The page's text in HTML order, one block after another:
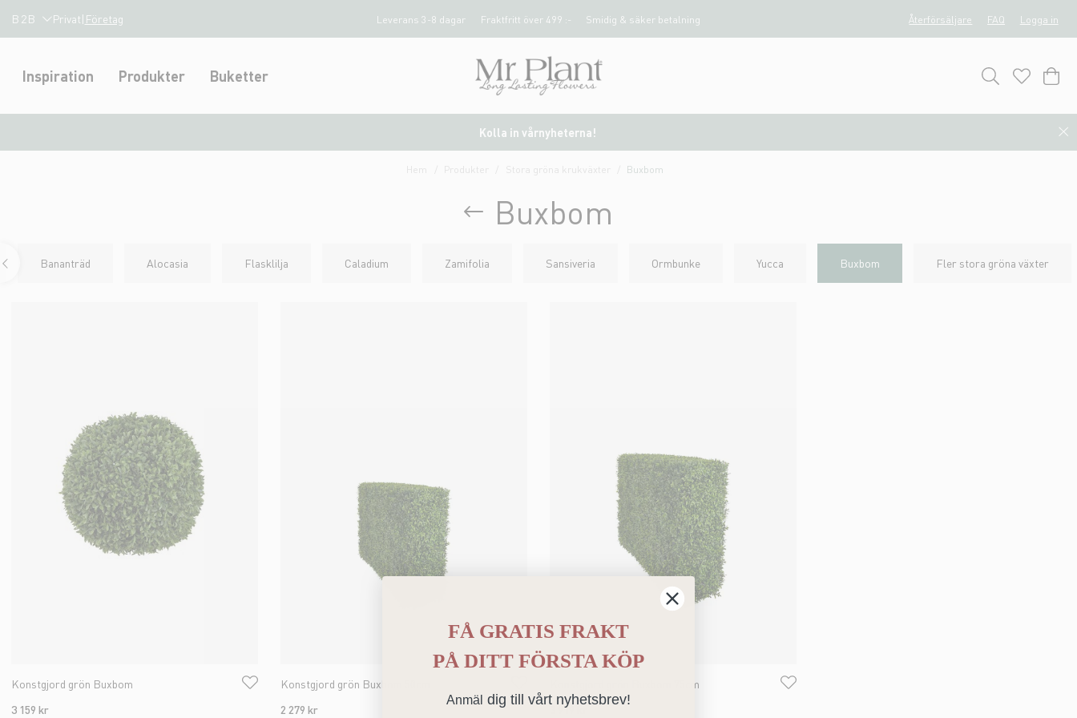
B2B Privat| Företag Leverans 3-8 dagar Fraktfritt över 499 :- Smidig & säker betalning Återförsäljare FAQ Logga in
Inspiration Produkter Buketter
Kolla in vårnyheterna!
Hem Produkter Stora gröna krukväxter Buxbom
Buxbom
Bananträd Alocasia Flasklilja Caladium Zamifolia Sansiveria Ormbunke Yucca Buxbom Fler stora gröna växter
Konstgjord grön Buxbom
3 159 kr
Konstgjord grön Buxbom 50cm
2 279 kr
Konstgjord grön Buxbom 75cm
3 919 kr
FÅ GRATIS FRAKT
PÅ DITT FÖRSTA KÖP
Anmäl dig till vårt nyhetsbrev!